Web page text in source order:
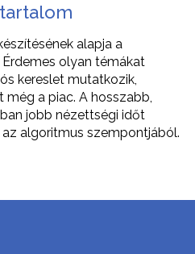
alapja a
olyan témákat
kereslet mutatkozik,
a piac. A hosszabb,
jobb nézettségi időt
algoritmus szempontjából.